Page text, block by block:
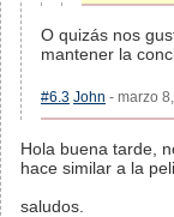
O quizás nos
mantener la
#6.3 John - marzo
Hola buena tarde,
hace similar a la
saludos.